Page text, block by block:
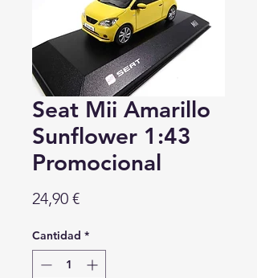
Seat Mii Amarillo
Sunflower 1:43
Promocional
24,90 €Precio
Cantidad *